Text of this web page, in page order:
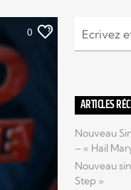
0
ARTICLES
Nouveau
– « Hail
Nouveau
Step »